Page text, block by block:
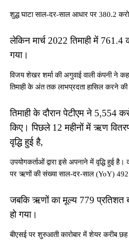
शुद्ध घाटा साल-दर-साल आधार पर 380.2
लेकिन मार्च 2022 तिमाही में
गया।
विजय शेखर शर्मा की अगुवाई वाली कंपनी ने
तिमाही के अंत तक लाभप्रदता हासिल करने की
तिमाही के दौरान पेटीएम ने 5,554
किए। पिछले 12 महीनों में ऋण
वृद्धि हुई है,
उपयोगकर्ताओं द्वारा इसे अपनाने में वृद्धि हुई
पर ऋणों की संख्या साल-दर-साल (YoY) 492
जबकि ऋणों का मूल्य 779 प्रतिशत
हो गया।
बीएसई पर शुरुआती कारोबार में शेयर करीब